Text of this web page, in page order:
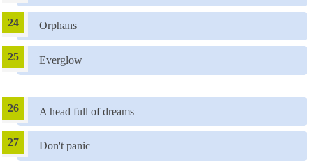
Orphans
Everglow
A head full of dreams
Don't panic